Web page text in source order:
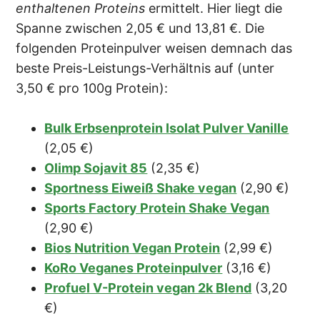
enthaltenen Proteins ermittelt. Hier liegt die
Spanne zwischen 2,05 € und 13,81 €. Die
folgenden Proteinpulver weisen demnach das
beste Preis-Leistungs-Verhältnis auf (unter
3,50 € pro 100g Protein):
Bulk Erbsenprotein Isolat Pulver Vanille
(2,05 €)
Olimp Sojavit 85 (2,35 €)
Sportness Eiweiß Shake vegan (2,90 €)
Sports Factory Protein Shake Vegan
(2,90 €)
Bios Nutrition Vegan Protein (2,99 €)
KoRo Veganes Proteinpulver (3,16 €)
Profuel V-Protein vegan 2k Blend (3,20
€)